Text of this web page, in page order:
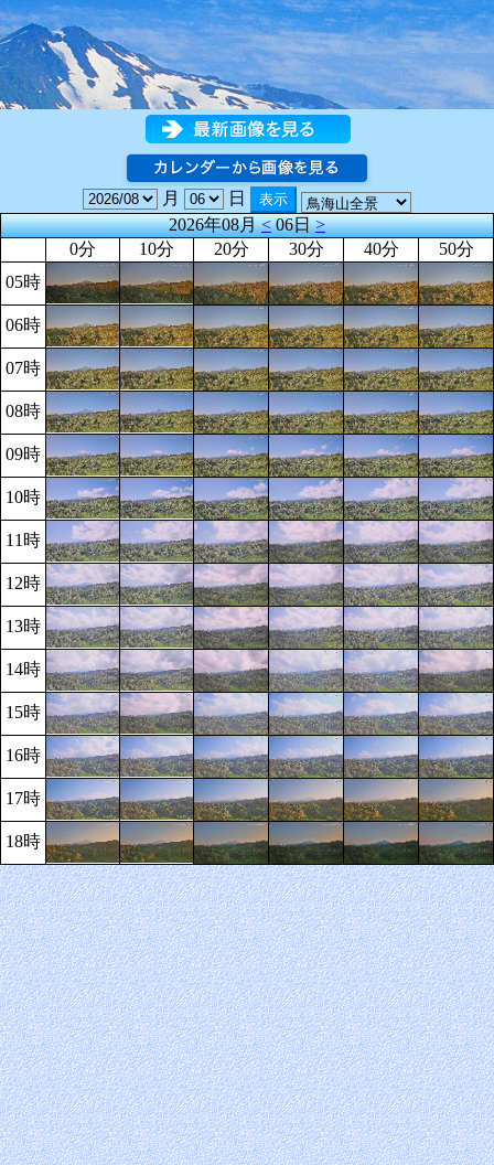
月
日
2026年08月<06日>
0分
10分 20分 30分 40分
50分
05時
06時
07時
08時
09時
10時
11時
12時
13時
14時
15時
16時
17時
18時